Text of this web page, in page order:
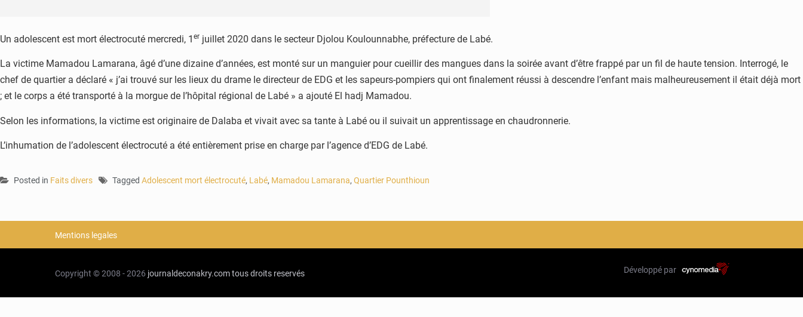
Un adolescent est mort électrocuté mercredi, 1 er juillet 2020 dans le secteur Djolou Koulounnabhe, préfecture de Labé.
La victime Mamadou Lamarana, âgé d’une dizaine d’années, est monté sur un manguier pour cueillir des mangues dans la soirée avant d’être frappé par un fil de haute tension. Interrogé, le
chef de quartier a déclaré « j’ai trouvé sur les lieux du drame le directeur de EDG et les sapeurs-pompiers qui ont finalement réussi à descendre l’enfant mais malheureusement il était déjà mort
; et le corps a été transporté à la morgue de l’hôpital régional de Labé » a ajouté El hadj Mamadou.
Selon les informations, la victime est originaire de Dalaba et vivait avec sa tante à Labé ou il suivait un apprentissage en chaudronnerie.
L’inhumation de l’adolescent électrocuté a été entièrement prise en charge par l’agence d’EDG de Labé.
Posted in Faits divers Tagged Adolescent mort électrocuté, Labé, Mamadou Lamarana, Quartier Pounthioun
Mentions legales
Copyright © 2008 - 2026 journaldeconakry.comtous droits reservés Développé par